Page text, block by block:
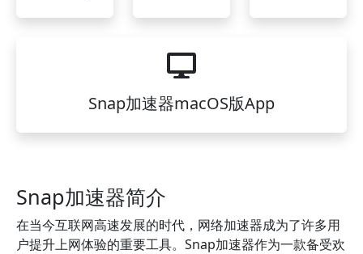
Snap加速器macOS版App
Snap加速器简介
在当今互联网高速发展的时代，网络加速器成为了许多用
户提升上网体验的重要工具。Snap加速器作为一款备受欢